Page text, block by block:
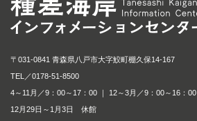
〒031-0841 青森県八戸市大字鮫町棚久保14-167
TEL／0178-51-8500
4～11月／9：00～17：00 ｜ 12～3月／9：00～16：00
12月29日～1月3日 休館